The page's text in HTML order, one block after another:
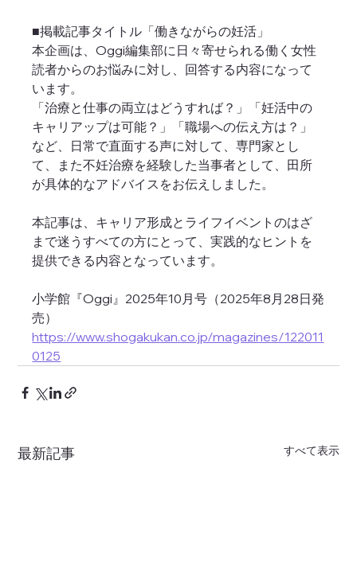
■掲載記事タイトル「働きながらの妊活」
本企画は、Oggi編集部に日々寄せられる働く女性
読者からのお悩みに対し、回答する内容になって
います。
「治療と仕事の両立はどうすれば？」「妊活中の
キャリアップは可能？」「職場への伝え方は？」
など、日常で直面する声に対して、専門家とし
て、また不妊治療を経験した当事者として、田所
が具体的なアドバイスをお伝えしました。
本記事は、キャリア形成とライフイベントのはざ
まで迷うすべての方にとって、実践的なヒントを
提供できる内容となっています。
小学館『Oggi』2025年10月号（2025年8月28日発
売）
https://www.shogakukan.co.jp/magazines/122011
0125
最新記事 すべて表示